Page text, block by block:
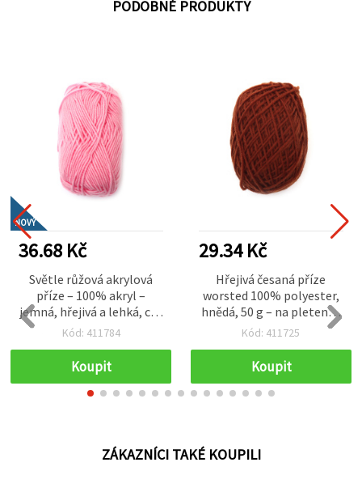
PODOBNÉ PRODUKTY
NOVÝ
36.68 Kč
Světle růžová akrylová
příze – 100% akryl –
jemná, hřejivá a lehká, cca
50 g
Kód: 411784
Koupit
29.34 Kč
Hřejivá česaná příze
worsted 100% polyester,
hnědá, 50 g – na pletení a
různé kreativní tvoření
Kód: 411725
Koupit
ZÁKAZNÍCI TAKÉ KOUPILI